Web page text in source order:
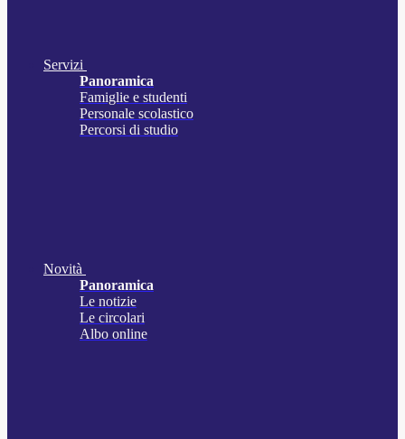
Servizi
Panoramica
Famiglie e studenti
Personale scolastico
Percorsi di studio
Novità
Panoramica
Le notizie
Le circolari
Albo online